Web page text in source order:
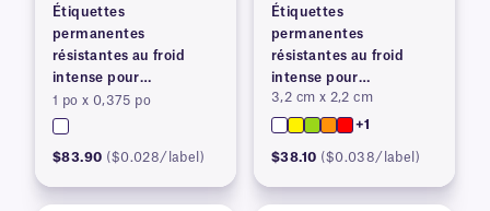
Étiquettes
permanentes
résistantes au froid
intense pour
imprimantes à transfert
thermique
1 po x 0,375 po
$83.90 ($0.028/label)
Étiquettes
permanentes
résistantes au froid
intense pour
imprimantes à transfert
thermique
3,2 cm x 2,2 cm
+1
$38.10 ($0.038/label)